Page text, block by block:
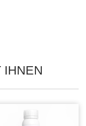
IHNEN